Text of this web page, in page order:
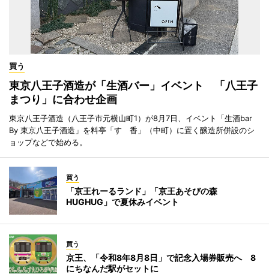
買う
東京八王子酒造が「生酒バー」イベント 「八王子
まつり」に合わせ企画
東京八王子酒造（八王子市元横山町1）が8月7日、イベント「生酒bar
By 東京八王子酒造」を料亭「すゞ香」（中町）に置く醸造所併設のシ
ョップなどで始める。
買う
「京王れーるランド」「京王あそびの森
HUGHUG」で夏休みイベント
買う
京王、「令和8年8月8日」で記念入場券販売へ 8
にちなんだ駅がセットに